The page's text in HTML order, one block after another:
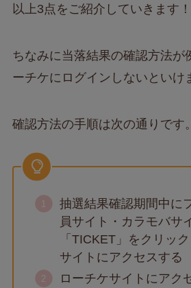
以上3点をご紹介していきます！
ちなみに当落結果の確認方法が
ーチケにログインしないといけ
確認方法の手順は次の通りです。
抽選結果確認期間中に
員サイト・カラモバサ
「TICKET」をクリッ
サイトにアクセスする
ローチケサイトにアク